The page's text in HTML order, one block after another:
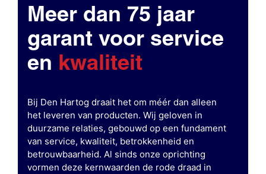
Meer dan 75 jaar
garant voor service
en kwaliteit
Bij Den Hartog draait het om méér dan alleen
het leveren van producten. Wij geloven in
duurzame relaties, gebouwd op een fundament
van service, kwaliteit, betrokkenheid en
betrouwbaarheid. Al sinds onze oprichting
vormen deze kernwaarden de rode draad in